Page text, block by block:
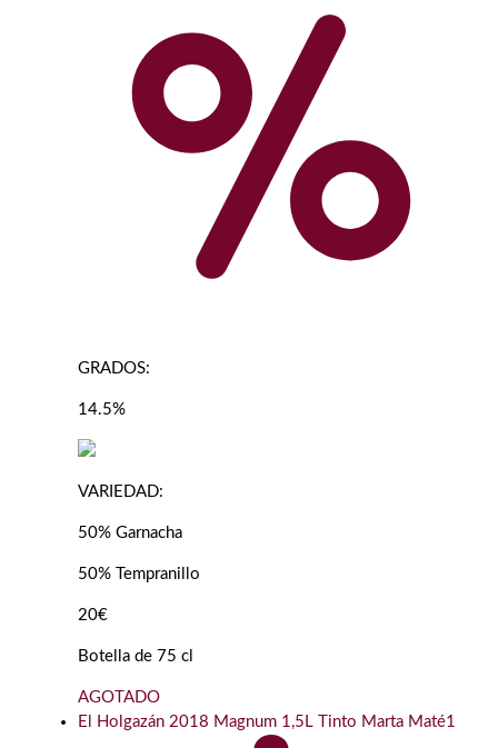
GRADOS:
14.5%
VARIEDAD:
50% Garnacha
50% Tempranillo
20€
Botella de 75 cl
AGOTADO
El Holgazán 2018 Magnum 1,5L Tinto Marta Maté1